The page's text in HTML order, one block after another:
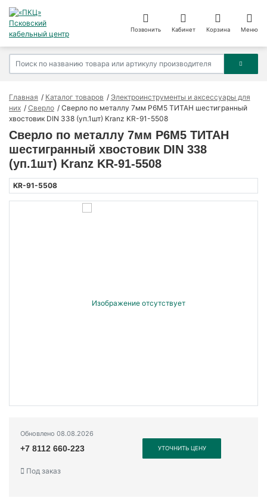
Позвонить Кабинет Корзина Меню
Главная Каталог товаров
Электроинструменты и аксессуары для
них
Сверло
Сверло по металлу 7мм Р6М5 ТИТАН шестигранный
хвостовик DIN 338 (уп.1шт) Kranz KR-91-5508
Сверло по металлу 7мм Р6М5 ТИТАН
шестигранный хвостовик DIN 338
(уп.1шт) Kranz KR-91-5508
KR-91-5508
Обновлено 08.08.2026
+7 8112 660-223 УТОЧНИТЬ ЦЕНУ
Под заказ